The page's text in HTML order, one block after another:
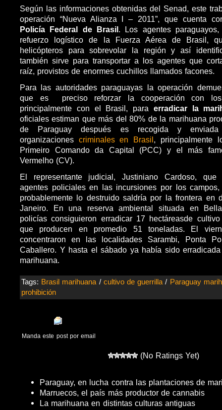
Según las informaciones obtenidas del Senad, este
operación “Nueva Alianza I – 2011”, que cuenta
Policía Federal de Brasil. Los agentes
refuerzo logístico de la Fuerza Aérea de Brasil,
helicópteros para sobrevolar la región y así
también sirve para transportar a los agentes que
raíz, provistos de enormes cuchillos llamados facones.
Para las autoridades paraguayas la operación
que es preciso reforzar la cooperación con los
principalmente con el Brasil, para erradicar la
oficiales estiman que más del 80% de la marihuana
de Paraguay después es recogida y enviada
organizaciones criminales en Brasil, principalmente
Primeiro Comando da Capital (PCC) y el más
Vermelho (CV).
El representante judicial, Justiniano Cardoso,
agentes policiales en las incursiones por los
probablemente lo destruido saldría por la frontera en
Janeiro. En una reserva ambiental situada en
policías consiguieron erradicar 17 hectáreasde
que producen en promedio 51 toneladas. El
concentraron en las localidades Sarambi, Ponta
Caballero. Y hasta el sábado ya había sido
marihuana.
Tags: Brasil marihuana / cultivo de guerrilla / Paraguay
prohibición
Manda este post por email
(No Ratings Yet)
Paraguay, en lucha contra las plantaciones de
Marruecos, el país más productor de cannabis
La marihuana en distintas culturas antiguas